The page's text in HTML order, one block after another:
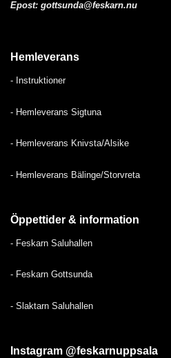
Epost: gottsunda@feskarn.nu
Hemleverans
- Instruktioner
- Hemleverans Sigtuna
- Hemleverans Knivsta/Alsike
- Hemleverans Bälinge/Storvreta
Öppettider & information
- Feskarn Saluhallen
- Feskarn Gottsunda
- Slaktarn Saluhallen
Instagram @feskarnuppsala